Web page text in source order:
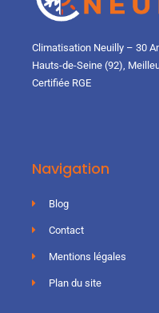
Climatisation Neuilly – 30
Hauts-de-Seine (92),
Certifiée RGE
Navigation
Blog
Contact
Mentions légales
Plan du site